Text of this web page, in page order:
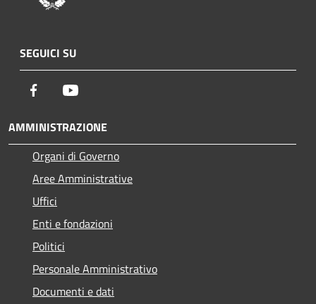
SEGUICI SU
Facebook
AMMINISTRAZIONE
Organi di Governo
Aree Amministrative
Uffici
Enti e fondazioni
Politici
Personale Amministrativo
Documenti e dati